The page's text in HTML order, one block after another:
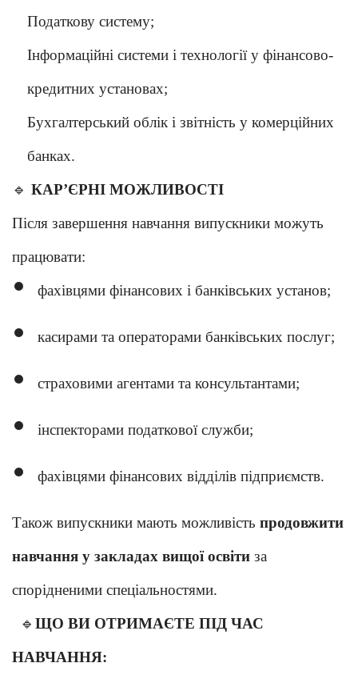
Податкову систему;
Інформаційні системи і технології у фінансово-
кредитних установах;
Бухгалтерський облік і звітність у комерційних
банках.
🔹 КАР’ЄРНІ МОЖЛИВОСТІ
Після завершення навчання випускники можуть
працювати:
фахівцями фінансових і банківських установ;
касирами та операторами банківських послуг;
страховими агентами та консультантами;
інспекторами податкової служби;
фахівцями фінансових відділів підприємств.
Також випускники мають можливість продовжити
навчання у закладах вищої освіти за
спорідненими спеціальностями.
🔹 ЩО ВИ ОТРИМАЄТЕ ПІД ЧАС
НАВЧАННЯ: